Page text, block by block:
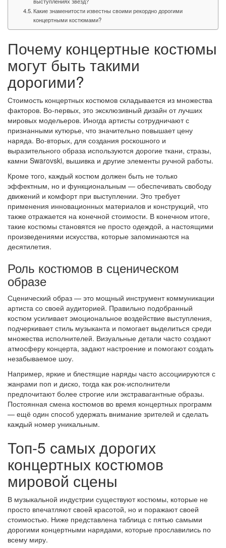
Какие знаменитости известны своими рекордно дорогими
концертными костюмами?
Почему концертные костюмы
могут быть такими
дорогими?
Стоимость концертных костюмов складывается из множества
факторов. Во-первых, это эксклюзивный дизайн от лучших
мировых модельеров. Иногда артисты сотрудничают с
признанными кутюрье, что значительно повышает цену
наряда. Во-вторых, для создания роскошного и
выразительного образа используются дорогие ткани, стразы,
камни Swarovski, вышивка и другие элементы ручной работы.
Кроме того, каждый костюм должен быть не только
эффектным, но и функциональным — обеспечивать свободу
движений и комфорт при выступлении. Это требует
применения инновационных материалов и конструкций, что
также отражается на конечной стоимости. В конечном итоге,
такие костюмы становятся не просто одеждой, а настоящими
произведениями искусства, которые запоминаются на
десятилетия.
Роль костюмов в сценическом
образе
Сценический образ — это мощный инструмент коммуникации
артиста со своей аудиторией. Правильно подобранный
костюм усиливает эмоциональное воздействие выступления,
подчеркивает стиль музыканта и помогает выделиться среди
множества исполнителей. Визуальные детали часто создают
атмосферу концерта, задают настроение и помогают создать
незабываемое шоу.
Например, яркие и блестящие наряды часто ассоциируются с
жанрами поп и диско, тогда как рок-исполнители
предпочитают более строгие или экстравагантные образы.
Постоянная смена костюмов во время концертных программ
— ещё один способ удержать внимание зрителей и сделать
каждый номер уникальным.
Топ-5 самых дорогих
концертных костюмов
мировой сцены
В музыкальной индустрии существуют костюмы, которые не
просто впечатляют своей красотой, но и поражают своей
стоимостью. Ниже представлена таблица с пятью самыми
дорогими концертными нарядами, которые прославились по
всему миру.